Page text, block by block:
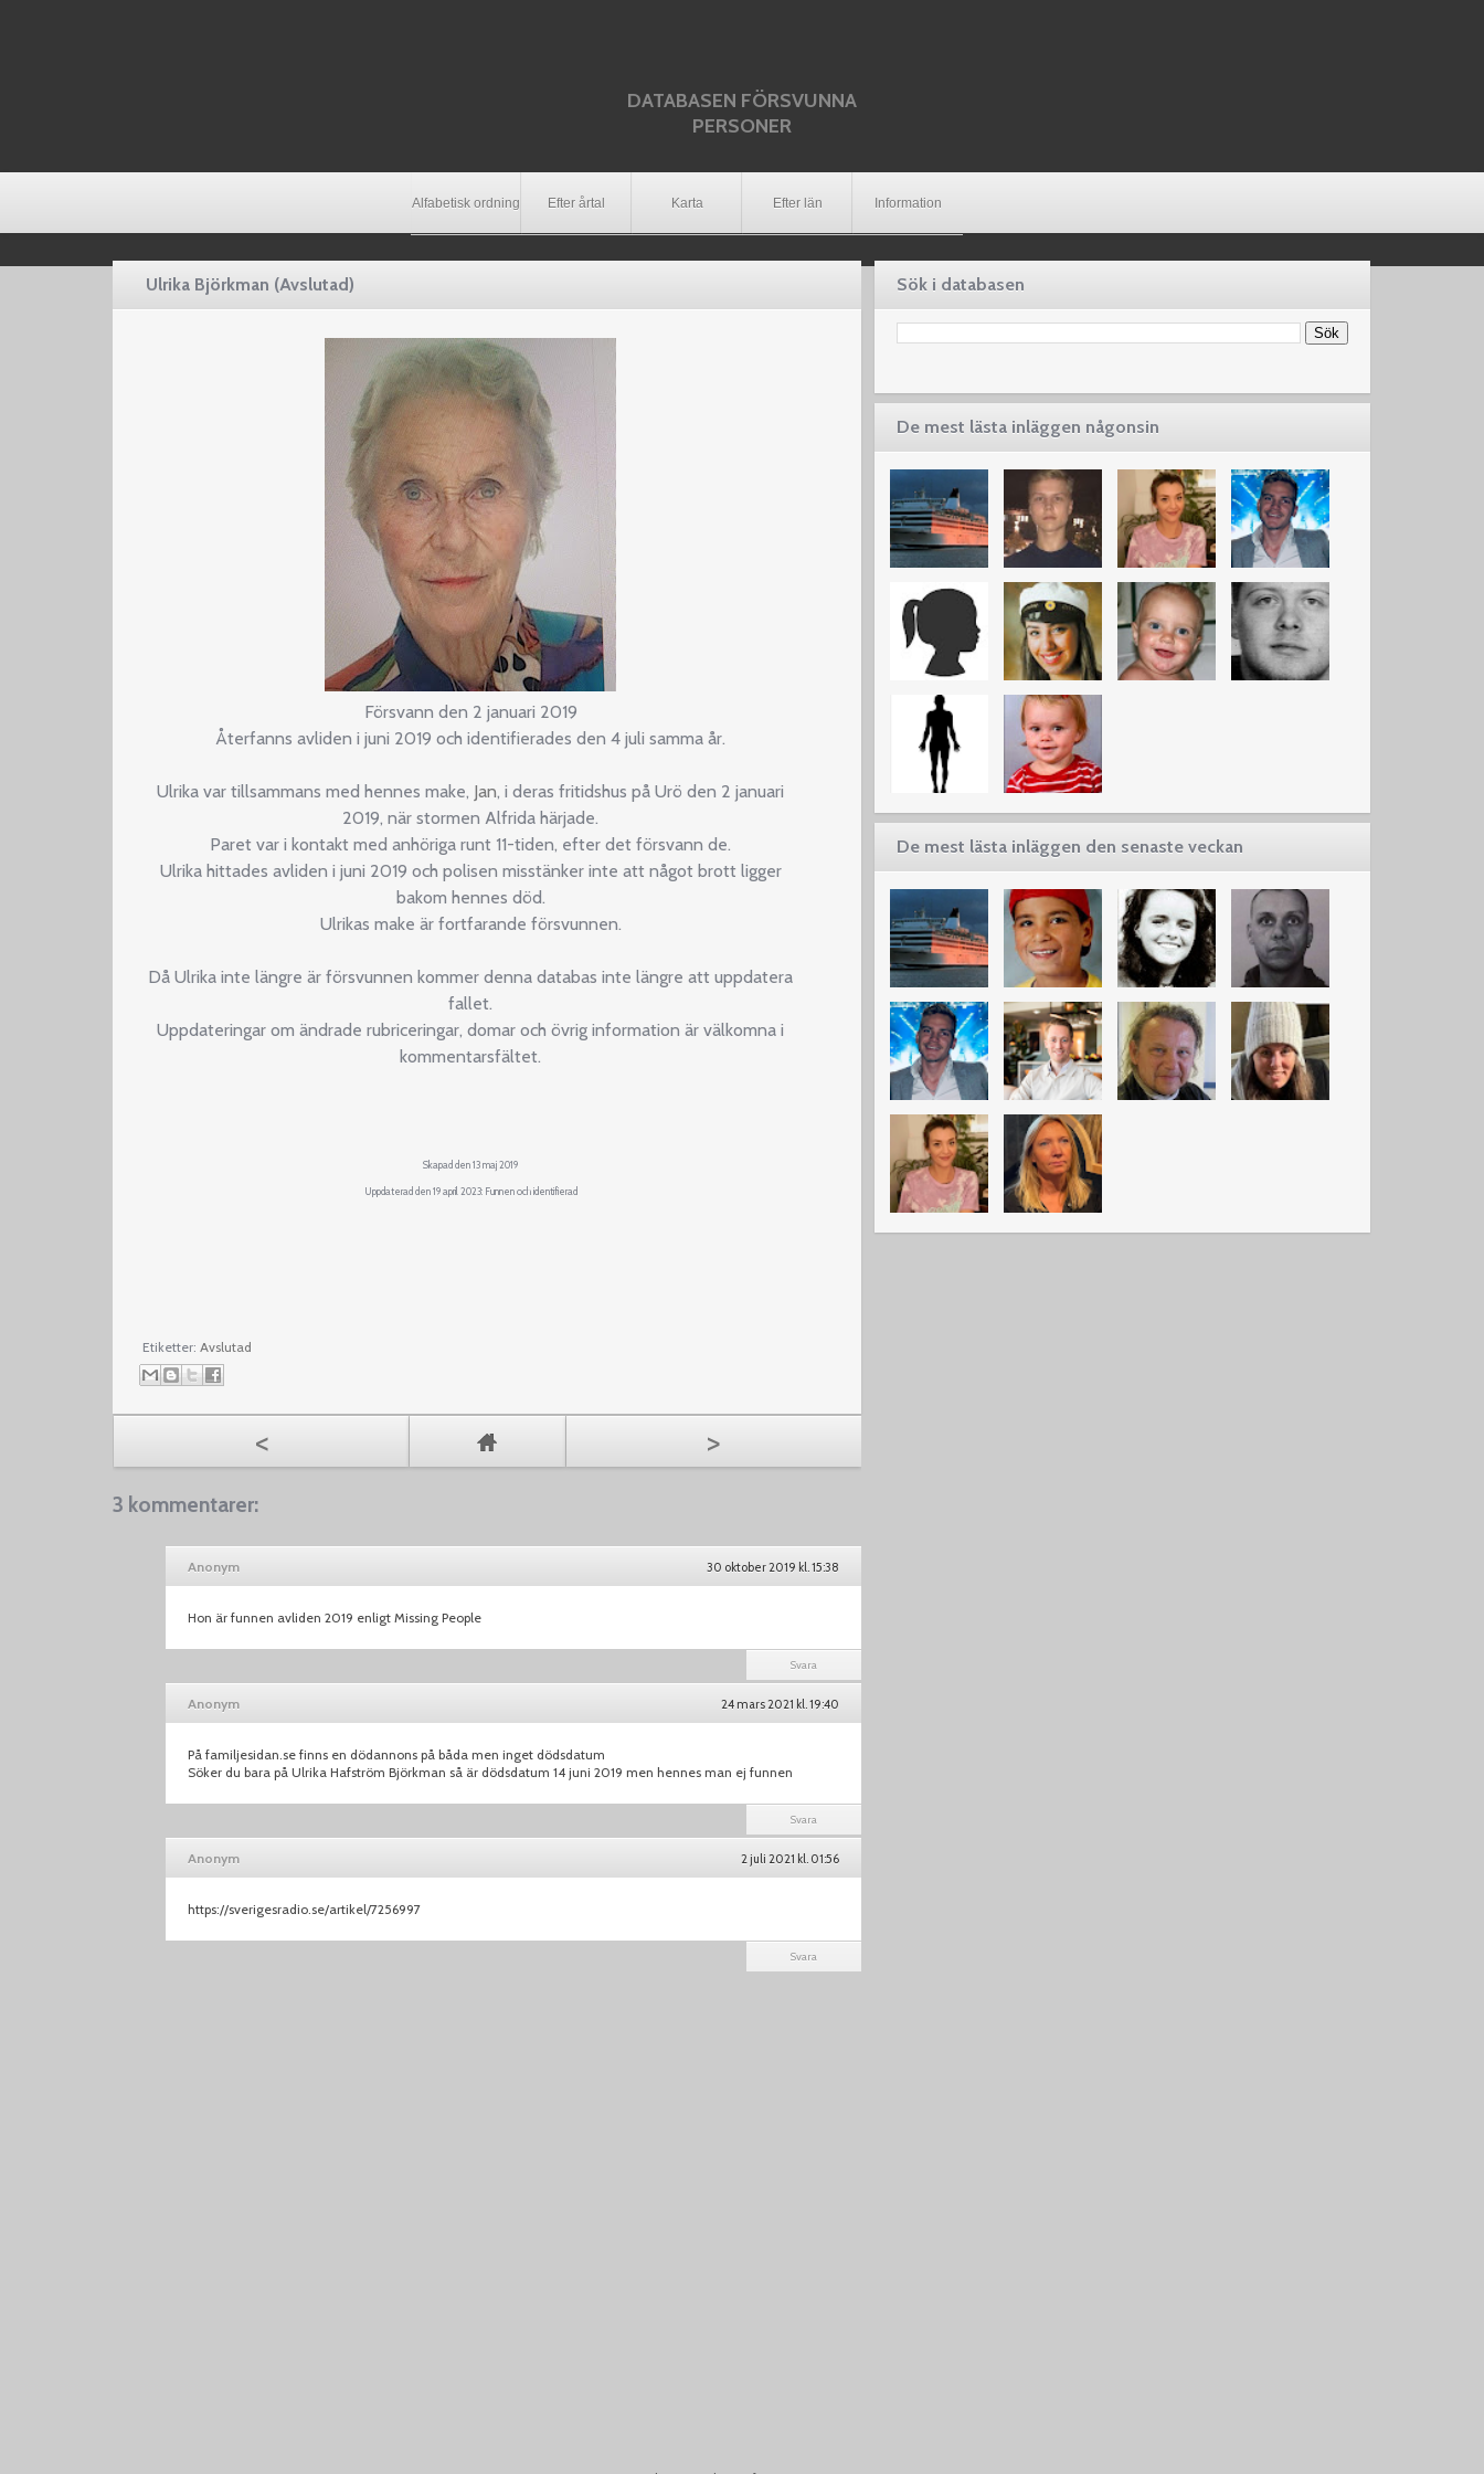
DATABASEN FÖRSVUNNA
PERSONER
Alfabetisk ordning Efter årtal Karta Efter län Information
Ulrika Björkman (Avslutad)
Försvann den 2 januari 2019
Återfanns avliden i juni 2019 och identifierades den 4 juli samma år.
Ulrika var tillsammans med hennes make, Jan, i deras fritidshus på Urö den 2 januari
2019, när stormen Alfrida härjade.
Paret var i kontakt med anhöriga runt 11-tiden, efter det försvann de.
Ulrika hittades avliden i juni 2019 och polisen misstänker inte att något brott ligger
bakom hennes död.
Ulrikas make är fortfarande försvunnen.
Då Ulrika inte längre är försvunnen kommer denna databas inte längre att uppdatera
fallet.
Uppdateringar om ändrade rubriceringar, domar och övrig information är välkomna i
kommentarsfältet.
Skapad den 13 maj 2019
Uppdaterad den 19 april 2023: Funnen och identifierad
Etiketter: Avslutad
< >
3 kommentarer:
Anonym 30 oktober 2019 kl. 15:38
Hon är funnen avliden 2019 enligt Missing People
Svara
Anonym 24 mars 2021 kl. 19:40
På familjesidan.se finns en dödannons på båda men inget dödsdatum
Söker du bara på Ulrika Hafström Björkman så är dödsdatum 14 juni 2019 men hennes man ej funnen
Svara
Anonym 2 juli 2021 kl. 01:56
https://sverigesradio.se/artikel/7256997
Svara
Sök i databasen
De mest lästa inläggen någonsin
De mest lästa inläggen den senaste veckan